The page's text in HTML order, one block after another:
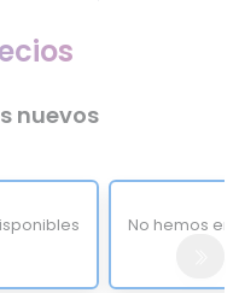
nuevos
No hemos